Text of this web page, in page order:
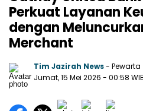
Perkuat Layanan
dengan
Merchant
Tim Jazirah News- Pewarta
Jumat, 15 Mei 2026 - 00:58